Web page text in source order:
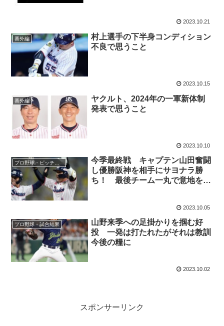
2023.10.21
番外編
村上選手の下半身コンディション
不良で思うこと
2023.10.15
番外編
ヤクルト、2024年の一軍新体制
発表で思うこと
2023.10.10
プロ野球・ピッチャー
今季最終戦 キャプテン山田奮闘
し優勝阪神を相手にサヨナラ勝
ち！ 最後チーム一丸で意地を見
2023.10.05
プロ野球・試合結果
山野来季への足掛かりを掴む好
投 一発は打たれたがそれは教訓
今後の糧に
2023.10.02
スポンサーリンク